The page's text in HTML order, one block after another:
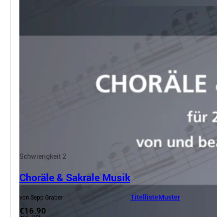
Schwierigkeit 2
Choräle & Sakrale Musik
von Sepp Graber TitellisteMuster
€16.90